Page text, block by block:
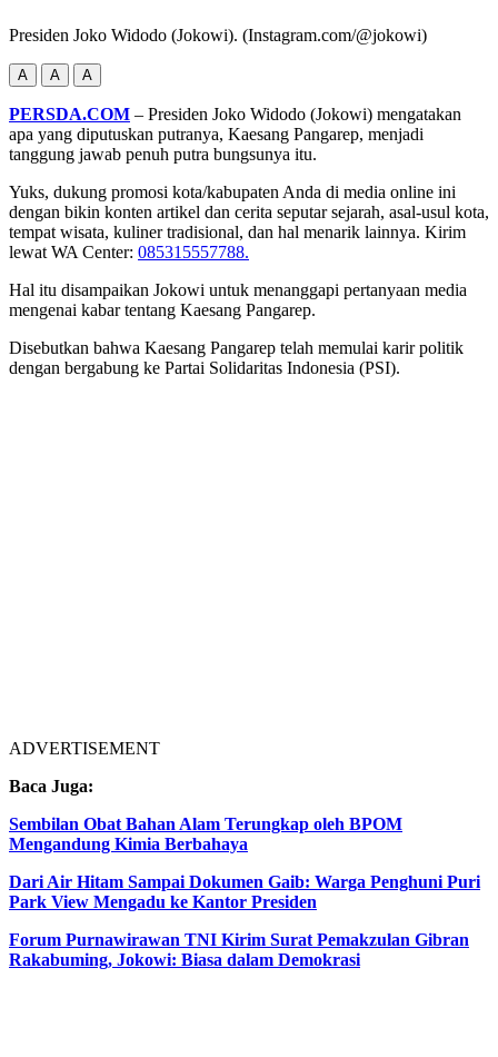
Presiden Joko Widodo (Jokowi). (Instagram.com/@jokowi)
A A A
PERSDA.COM – Presiden Joko Widodo (Jokowi) mengatakan
apa yang diputuskan putranya, Kaesang Pangarep, menjadi
tanggung jawab penuh putra bungsunya itu.
Yuks, dukung promosi kota/kabupaten Anda di media online ini
dengan bikin konten artikel dan cerita seputar sejarah, asal-usul kota,
tempat wisata, kuliner tradisional, dan hal menarik lainnya. Kirim
lewat WA Center: 085315557788.
Hal itu disampaikan Jokowi untuk menanggapi pertanyaan media
mengenai kabar tentang Kaesang Pangarep.
Disebutkan bahwa Kaesang Pangarep telah memulai karir politik
dengan bergabung ke Partai Solidaritas Indonesia (PSI).
ADVERTISEMENT
Baca Juga:
Sembilan Obat Bahan Alam Terungkap oleh BPOM
Mengandung Kimia Berbahaya
Dari Air Hitam Sampai Dokumen Gaib: Warga Penghuni Puri
Park View Mengadu ke Kantor Presiden
Forum Purnawirawan TNI Kirim Surat Pemakzulan Gibran
Rakabuming, Jokowi: Biasa dalam Demokrasi